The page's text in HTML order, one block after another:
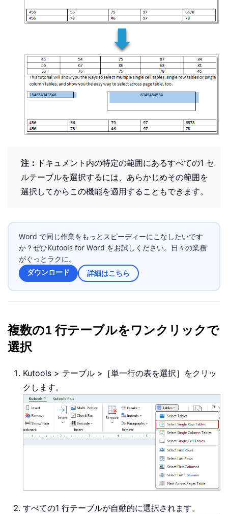
注： ドキュメント内の特定の範囲にあるすべての1 セ
ルテーブルを選択するには、あらかじめその範囲を
選択してからこの機能を適用することもできます。
Word で同じ作業をもっとスピーディーにこなしたいです
か？ぜひKutools for Word をお試しください。日々の業務
がぐっとラクに。
ダウンロード
詳細はこちら
複数の1 行テーブルをワンクリックで
選択
Kutools > テーブル >［単一行の表を選択］をクリッ
クします。
すべての1 行テーブルが自動的に選択されます。